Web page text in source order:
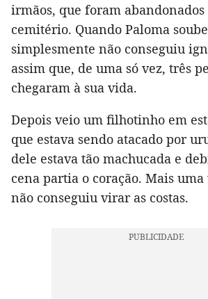
irmãos, que foram
cemitério. Quando Paloma
simplesmente não conseguiu
assim que, de uma só vez, três
chegaram à sua vida.
Depois veio um filhotinho em
que estava sendo atacado por
dele estava tão machucada e
cena partia o coração. Mais uma
não conseguiu virar as costas.